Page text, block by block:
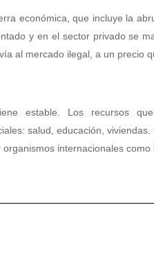
económica, que incluye la
y en el sector privado se
al mercado ilegal, a un precio
estable. Los recursos
salud, educación,
internacionales